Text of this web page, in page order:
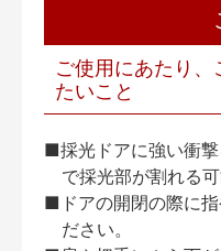
ご使用にあたり、
たいこと
■採光ドアに強い衝
で採光部が割れる
■ドアの開閉の際に指
ださい。